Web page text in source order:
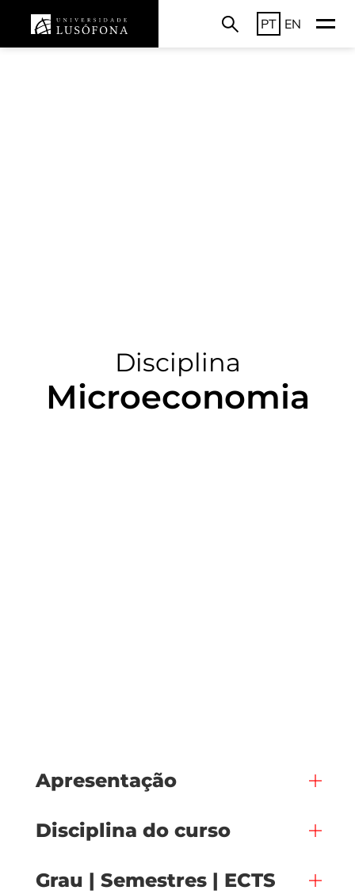
PT EN
Disciplina
Microeconomia
Apresentação
Disciplina do curso
Grau | Semestres | ECTS